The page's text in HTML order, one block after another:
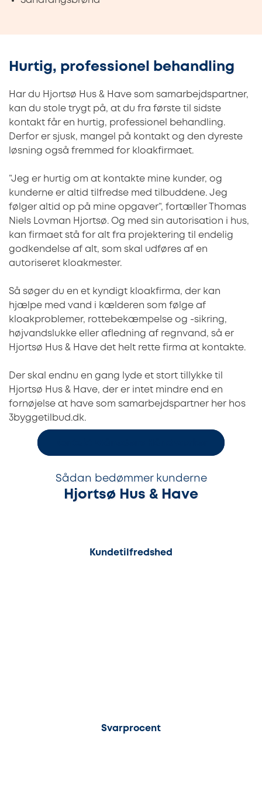
Hurtig, professionel behandling
Har du Hjortsø Hus & Have som samarbejdspartner,
kan du stole trygt på, at du fra første til sidste
kontakt får en hurtig, professionel behandling.
Derfor er sjusk, mangel på kontakt og den dyreste
løsning også fremmed for kloakfirmaet.
”Jeg er hurtig om at kontakte mine kunder, og
kunderne er altid tilfredse med tilbuddene. Jeg
følger altid op på mine opgaver”, fortæller Thomas
Niels Lovman Hjortsø. Og med sin autorisation i hus,
kan firmaet stå for alt fra projektering til endelig
godkendelse af alt, som skal udføres af en
autoriseret kloakmester.
Så søger du en et kyndigt kloakfirma, der kan
hjælpe med vand i kælderen som følge af
kloakproblemer, rottebekæmpelse og -sikring,
højvandslukke eller afledning af regnvand, så er
Hjortsø Hus & Have det helt rette firma at kontakte.
Der skal endnu en gang lyde et stort tillykke til
Hjortsø Hus & Have, der er intet mindre end en
fornøjelse at have som samarbejdspartner her hos
3byggetilbud.dk.
Sådan bedømmer kunderne
Hjortsø Hus & Have
Kundetilfredshed
Svarprocent